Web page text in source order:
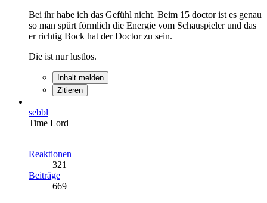
Bei ihr habe ich das Gefühl nicht. Beim 15 doctor ist es genau
so man spürt förmlich die Energie vom Schauspieler und das
er richtig Bock hat der Doctor zu sein.
Die ist nur lustlos.
Inhalt melden
Zitieren
sebbl
Time Lord
Reaktionen
321
Beiträge
669